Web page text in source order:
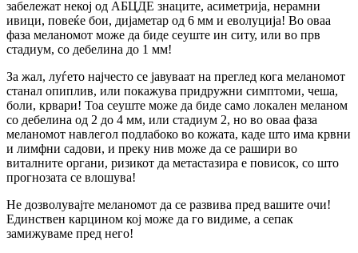
забележат некој од АБЦДЕ знаците, асиметрија, нерамни
ивици, повеќе бои, дијаметар од 6 мм и еволуција! Во оваа
фаза меланомот може да биде сеуште ин ситу, или во прв
стадиум, со дебелина до 1 мм!
За жал, луѓето најчесто се јавуваат на преглед кога меланомот
станал опиплив, или покажува придружни симптоми, чеша,
боли, крвари! Тоа сеуште може да биде само локален меланом
со дебелина од 2 до 4 мм, или стадиум 2, но во оваа фаза
меланомот навлегол подлабоко во кожата, каде што има крвни
и лимфни садови, и преку нив може да се рашири во
виталните органи, ризикот да метастазира е повисок, со што
прогнозата се влошува!
Не дозволувајте меланомот да се развива пред вашите очи!
Единствен карцином кој може да го видиме, а сепак
замижуваме пред него!